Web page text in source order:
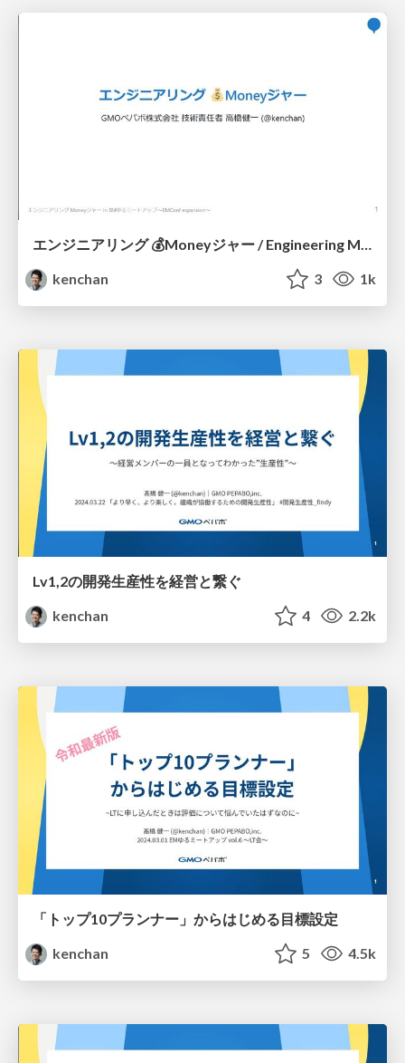
エンジニアリング 💰Moneyジャー / Engineering Money-ger
kenchan
3 1k
Lv1,2の開発生産性を経営と繋ぐ
kenchan
4 2.2k
「トップ10プランナー」からはじめる目標設定
kenchan
5 4.5k